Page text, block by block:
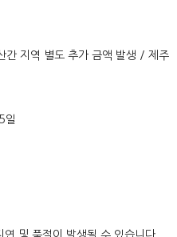
간 지역 별도 추가 금액 발생 / 제주
일
및 품절이 발생될 수 있습니다.